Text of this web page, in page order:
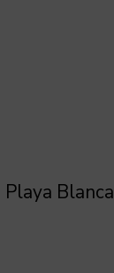
Playa Blanca